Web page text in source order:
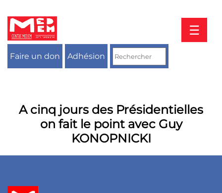
contenu
☰
Faire un don Adhésion
A cinq jours des Présidentielles
on fait le point avec Guy
KONOPNICKI